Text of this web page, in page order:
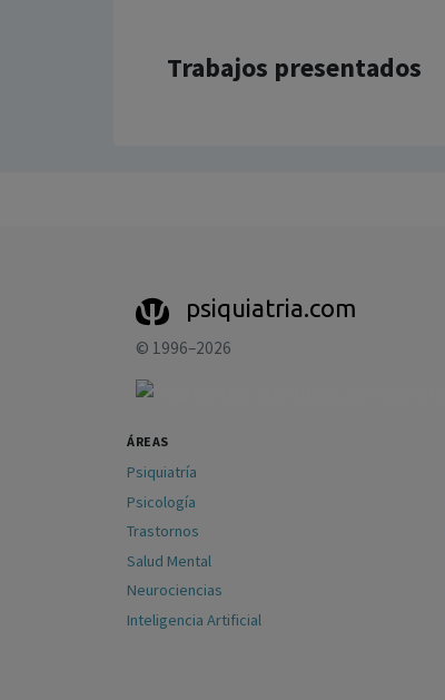
Trabajos presentados
psiquiatria.com
© 1996–2026
ÁREAS
Psiquiatría
Psicología
Trastornos
Salud Mental
Neurociencias
Inteligencia Artificial